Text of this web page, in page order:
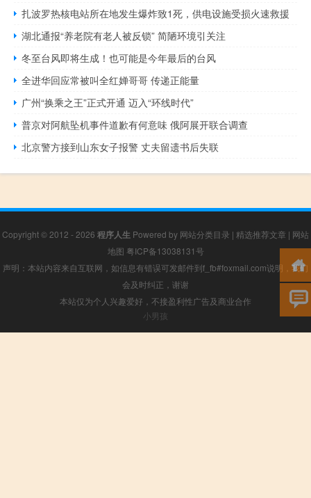
扎波罗热核电站所在地发生爆炸致1死，供电设施受损火速救援
湖北通报“养老院有老人被反锁” 简陋环境引关注
冬至台风即将生成！也可能是今年最后的台风
全进华回应常被叫全红婵哥哥 传递正能量
广州“换乘之王”正式开通 迈入“环线时代”
普京对阿航坠机事件道歉有何意味 俄阿展开联合调查
北京警方接到山东女子报警 丈夫留遗书后失联
Copyright © 2012 - 2026 程序人生 Powered by 网站分类目录 | 精选推荐文章 | 网站
地图 粤ICP备13038131号
声明：本站内容来自互联网，如信息有错误可发邮件到f_fb#foxmail.com说明，我们
会及时纠正，谢谢
本站仅为个人兴趣爱好，不接盈利性广告及商业合作
小男孩